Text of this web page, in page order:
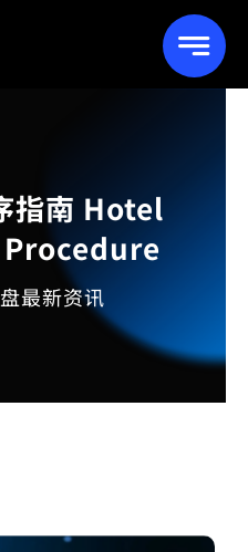
指南 Hotel
最新资讯